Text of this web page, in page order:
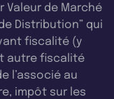
Valeur de Marché
Distribution” qui
fiscalité (y
autre fiscalité
l’associé au
impôt sur les